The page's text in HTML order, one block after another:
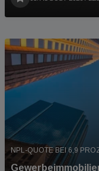
NPL-QUOTE BEI 6,9